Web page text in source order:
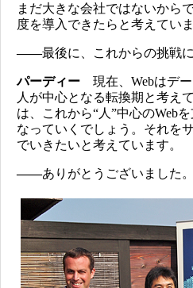
まだ大きな会社ではないから
度を導入できたらと考えていま
――最後に、これからの挑戦
パーディー 現在、Webはデー
人が中心となる転換期と考え
は、これから“人”中心のWeb
なっていくでしょう。それを
でいきたいと考えています。
――ありがとうございました。